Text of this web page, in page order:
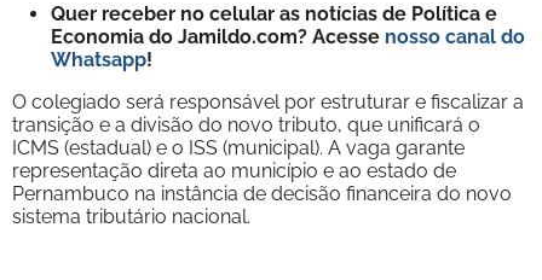
Quer receber no celular as notícias de Política e
Economia do Jamildo.com? Acesse nosso canal do
Whatsapp!
O colegiado será responsável por estruturar e fiscalizar a
transição e a divisão do novo tributo, que unificará o
ICMS (estadual) e o ISS (municipal). A vaga garante
representação direta ao município e ao estado de
Pernambuco na instância de decisão financeira do novo
sistema tributário nacional.